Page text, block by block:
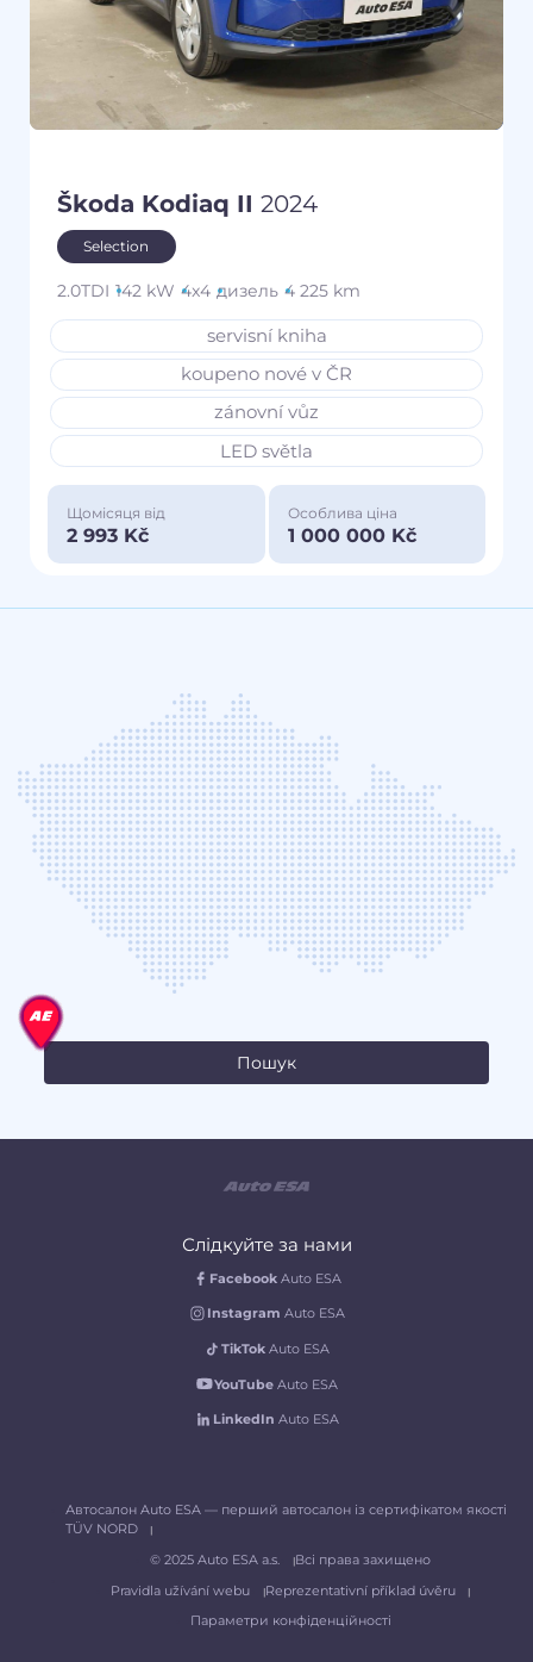
Škoda Kodiaq II 2024
Selection
2.0TDI 142 kW 4x4 дизель 4 225 km
servisní kniha
koupeno nové v ČR
zánovní vůz
LED světla
Щомісяця від
2 993 Kč
Особлива ціна
1 000 000 Kč
Слідкуйте за нами
Facebook Auto ESA
Instagram Auto ESA
TikTok Auto ESA
YouTubeAuto ESA
LinkedIn Auto ESA
Автосалон Auto ESA — перший автосалон із сертифікатом якості
TÜV NORD
© 2025 Auto ESA a.s.
Всі права захищено
Pravidla užívání webu
Reprezentativní příklad úvěru
Параметри конфіденційності